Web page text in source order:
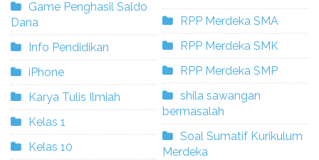
Game Penghasil Saldo
Dana
Info Pendidikan
iPhone
Karya Tulis Ilmiah
Kelas 1
Kelas 10
RPP Merdeka SMA
RPP Merdeka SMK
RPP Merdeka SMP
shila sawangan
bermasalah
Soal Sumatif Kurikulum
Merdeka